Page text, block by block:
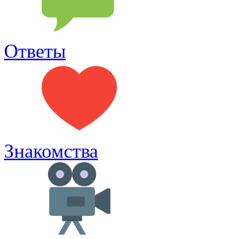
Ответы
Знакомства